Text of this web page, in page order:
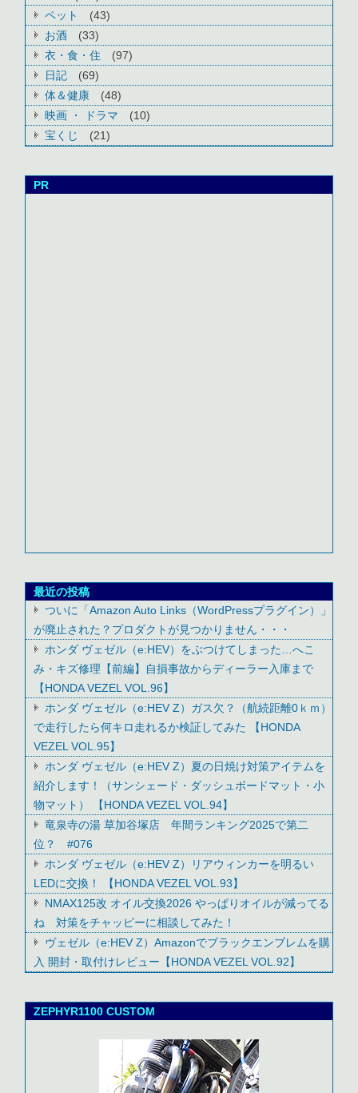
ペット
(43)
お酒
(33)
衣・食・住
(97)
日記
(69)
体＆健康
(48)
映画 ・ ドラマ
(10)
宝くじ
(21)
PR
最近の投稿
ついに「Amazon Auto Links（WordPressプラグイン）」
が廃止された？プロダクトが見つかりません・・・
ホンダ ヴェゼル（e:HEV）をぶつけてしまった…へこ
み・キズ修理【前編】自損事故からディーラー入庫まで
【HONDA VEZEL VOL.96】
ホンダ ヴェゼル（e:HEV Z）ガス欠？（航続距離0ｋｍ）
で走行したら何キロ走れるか検証してみた 【HONDA
VEZEL VOL.95】
ホンダ ヴェゼル（e:HEV Z）夏の日焼け対策アイテムを
紹介します！（サンシェード・ダッシュボードマット・小
物マット） 【HONDA VEZEL VOL.94】
竜泉寺の湯 草加谷塚店 年間ランキング2025で第二
位？ #076
ホンダ ヴェゼル（e:HEV Z）リアウィンカーを明るい
LEDに交換！ 【HONDA VEZEL VOL.93】
NMAX125改 オイル交換2026 やっぱりオイルが減ってる
ね 対策をチャッピーに相談してみた！
ヴェゼル（e:HEV Z）Amazonでブラックエンブレムを購
入 開封・取付けレビュー【HONDA VEZEL VOL.92】
ZEPHYR1100 CUSTOM